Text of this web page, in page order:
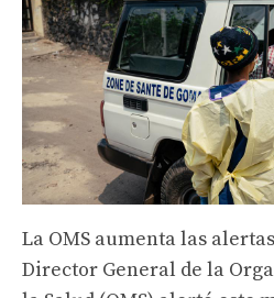
La OMS aumenta las
Director General de la